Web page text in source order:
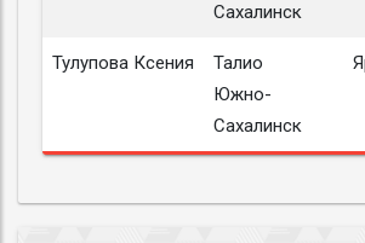
Сахалинск
Тулупова Ксения
Талио
Южно-
Сахалинск